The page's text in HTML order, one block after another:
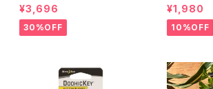
RO T-Shirt
¥3,696
30%OFF
カルティー
¥1,980
10%OFF